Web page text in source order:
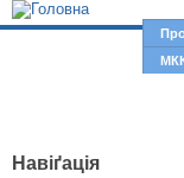
о
В
Навіґація